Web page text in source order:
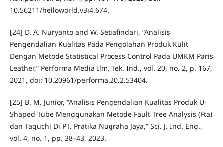
10.56211/helloworld.v3i4.674.
[24] D. A. Nuryanto and W. Setiafindari, “Analisis
Pengendalian Kualitas Pada Pengolahan Produk Kulit
Dengan Metode Statistical Process Control Pada UMKM Paris
Leather,” Performa Media Ilm. Tek. Ind., vol. 20, no. 2, p. 167,
2021, doi: 10.20961/performa.20.2.53404.
[25] B. M. Junior, “Analisis Pengendalian Kualitas Produk U-
Shaped Tube Menggunakan Metode Fault Tree Analysis (Fta)
dan Taguchi Di PT. Pratika Nugraha Jaya,” Sci. J. Ind. Eng.,
vol. 4, no. 1, pp. 38–43, 2023.